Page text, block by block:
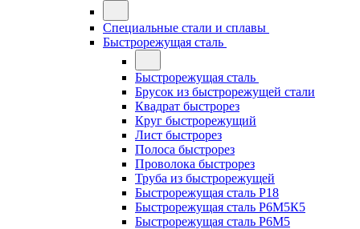
Специальные стали и сплавы
Быстрорежущая сталь
Быстрорежущая сталь
Брусок из быстрорежущей стали
Квадрат быстрорез
Круг быстрорежущий
Лист быстрорез
Полоса быстрорез
Проволока быстрорез
Труба из быстрорежущей
Быстрорежущая сталь Р18
Быстрорежущая сталь Р6М5К5
Быстрорежущая сталь Р6М5